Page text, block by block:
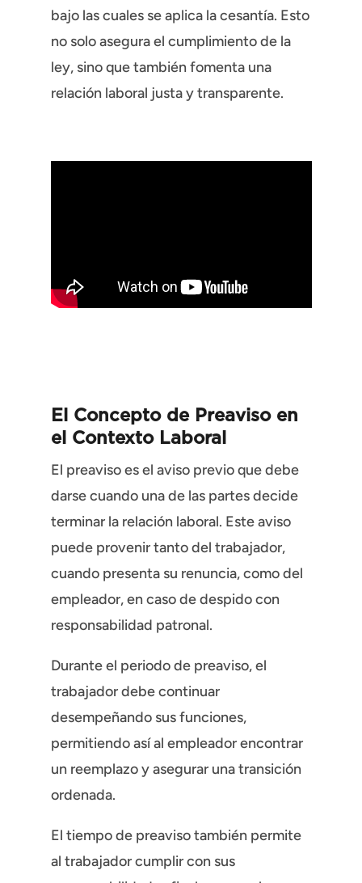
bajo las cuales se aplica la cesantía. Esto
no solo asegura el cumplimiento de la
ley, sino que también fomenta una
relación laboral justa y transparente.
El Concepto de Preaviso en
el Contexto Laboral
El preaviso es el aviso previo que debe
darse cuando una de las partes decide
terminar la relación laboral. Este aviso
puede provenir tanto del trabajador,
cuando presenta su renuncia, como del
empleador, en caso de despido con
responsabilidad patronal.
Durante el periodo de preaviso, el
trabajador debe continuar
desempeñando sus funciones,
permitiendo así al empleador encontrar
un reemplazo y asegurar una transición
ordenada.
El tiempo de preaviso también permite
al trabajador cumplir con sus